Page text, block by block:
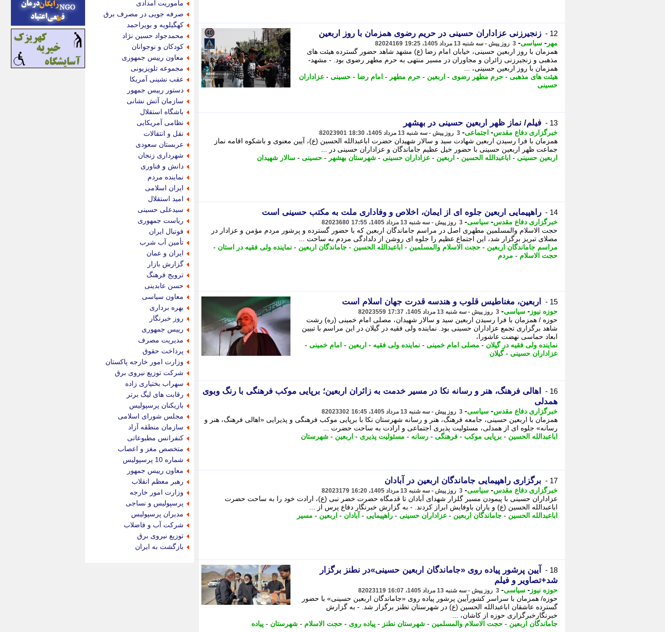
12 - زنجیرزنی عزاداران حسینی در حریم رضوی همزمان با روز اربعین
مهر - سیاسی- 3 روز پیش - سه شنبه 13 مرداد 1405، 19:25 82024169
همزمان با روز اربعین حسینی، خیابان امام رضا (ع) مشهد شاهد حضور گسترده هیئت های
مذهبی و زنجیرزنی زائران و مجاوران در مسیر منتهی به حرم مطهر رضوی بود. - مشهد-
همزمان با روز اربعین حسینی، ...
هیئت های مذهبی - حرم مطهر رضوی - اربعین - حرم مطهر - امام رضا - حسینی - عزاداران
حسینی
13 - فیلم/ نماز ظهر اربعین حسینی در بهشهر
خبرگزاری دفاع مقدس- اجتماعی- 3 روز پیش - سه شنبه 13 مرداد 1405، 18:30 82023901
همزمان با فرا رسیدن اربعین شهادت سید و سالار شهیدان حضرت اباعبدالله الحسین (ع)، آیین معنوی و باشکوه اقامه نماز
جماعت ظهر اربعین حسینی با حضور خیل عظیم جاماندگان و عزاداران حسینی در ...
اربعین حسینی - اباعبدالله الحسین - اربعین - عزاداران حسینی - شهرستان بهشهر - حسینی - سالار شهیدان
14 - راهپیمایی اربعین جلوه ای از ایمان، اخلاص و وفاداری ملت به مکتب حسینی است
خبرگزاری دفاع مقدس- سیاسی- 3 روز پیش - سه شنبه 13 مرداد 1405، 17:55 82023680
حجت الاسلام والمسلمین مطهری اصل در مراسم جاماندگان اربعین که با حضور گسترده و پرشور مردم مؤمن و عزادار در
مصلای تبریز برگزار شد، این اجتماع عظیم را جلوه ای روشن از دلدادگی مردم به ساحت ...
مراسم جاماندگان اربعین - حجت الاسلام والمسلمین - اباعبدالله الحسین - جاماندگان اربعین - نماینده ولی فقیه در استان -
حجت الاسلام - مردم
15 - اربعین، مغناطیس قلوب و هندسه قدرت جهان اسلام است
حوزه نیوز - سیاسی- 3 روز پیش - سه شنبه 13 مرداد 1405، 17:37 82023559
حوزه / همزمان با فرا رسیدن اربعین سید و سالار شهیدان، مصلی امام خمینی (ره) رشت
شاهد برگزاری تجمع عزاداران حسینی بود. نماینده ولی فقیه در گیلان در این مراسم با تبیین
ابعاد حماسی نهضت عاشورا،
نماینده ولی فقیه در گیلان - مصلی امام خمینی - نماینده ولی فقیه - اربعین - امام خمینی -
عزاداران حسینی -گیلان
16 -
اهالی فرهنگ، هنر و رسانه نکا در مسیر خدمت به زائران اربعین؛ برپایی موکب فرهنگی با رنگ وبوی
همدلی
خبرگزاری دفاع مقدس- سیاسی- 3 روز پیش - سه شنبه 13 مرداد 1405، 16:45 82023302
همزمان با اربعین حسینی، جامعه فرهنگ، هنر و رسانه شهرستان نکا با برپایی موکب فرهنگی و پذیرایی «اهالی فرهنگ، هنر و
رسانه» جلوه ای از همدلی، مسئولیت پذیری اجتماعی و ارادت به ساحت حضرت ...
اباعبدالله الحسین - برپایی موکب - فرهنگی - رسانه - مسئولیت پذیری - اربعین - شهرستان
17 - برگزاری راهپیمایی جاماندگان اربعین در آبادان
خبرگزاری دفاع مقدس- سیاسی- 3 روز پیش - سه شنبه 13 مرداد 1405، 16:20 82023179
عزاداران حسینی با پیمودن مسیر گلزار شهدای آبادان تا قدمگاه حضرت خضر نبی (ع)، ارادت خود را به ساحت حضرت
اباعبدالله الحسین (ع) و یاران باوفایش ابراز کردند. - به گزارش خبرنگار دفاع پرس از ...
اباعبدالله الحسین - جاماندگان اربعین - عزاداران حسینی - راهپیمایی - آبادان - اربعین - مسیر
18 -
آیین پرشور پیاده روی «جاماندگان اربعین حسینی»در نطنز برگزار
شد+تصاویر و فیلم
حوزه نیوز - سیاسی- 3 روز پیش - سه شنبه 13 مرداد 1405، 16:07 82023119
حوزه/ همزمان با سراسر کشورآیین پرشور پیاده روی «جاماندگان اربعین حسینی» با حضور
گسترده عاشقان اباعبدالله الحسین (ع) در شهرستان نطنز برگزار شد. - به گزارش
خبرنگارخبرگزاری حوزه از کاشان، ...
جاماندگان اربعین - حجت الاسلام والمسلمین - شهرستان نطنز - پیاده روی - حجت الاسلام - شهرستان - پیاده
ماموریت امدادی
صرفه جویی در مصرف برق
کهگیلویه و بویراحمد
محمدجواد حسین نژاد
کودکان و نوجوانان
معاون رییس جمهوری
مجموعه تلویزیونی
عقب نشینی آمریکا
دستور رییس جمهور
سازمان آتش نشانی
باشگاه استقلال
نظامی آمریکایی
نقل و انتقالات
عربستان سعودی
شهرداری زنجان
دانش و فناوری
نماینده مردم
ایران اسلامی
امید استقلال
سیدعلی حسینی
ریاست جمهوری
فوتبال ایران
تأمین آب شرب
ایران و عمان
گزارش بازار
ترویج فرهنگ
حسن عابدینی
معاون سیاسی
بهره برداری
روز خبرنگار
رییس جمهوری
مدیریت مصرف
پرداخت حقوق
وزارت امور خارجه پاکستان
شرکت توزیع نیروی برق
سهراب بختیاری زاده
رقابت های لیگ برتر
بازیکنان پرسپولیس
مجلس شورای اسلامی
سازمان منطقه آزاد
کنفرانس مطبوعاتی
متخصص مغز و اعصاب
شماره 10 پرسپولیس
معاون رییس جمهور
رهبر معظم انقلاب
وزارت امور خارجه
پرسپولیس و نساجی
مدیران پرسپولیس
شرکت آب و فاضلاب
توزیع نیروی برق
بازگشت به ایران
باشگاه خبرنگاران
باغستان نیوز
بامبوک
ببین و بخون
بدینسان
بنکر